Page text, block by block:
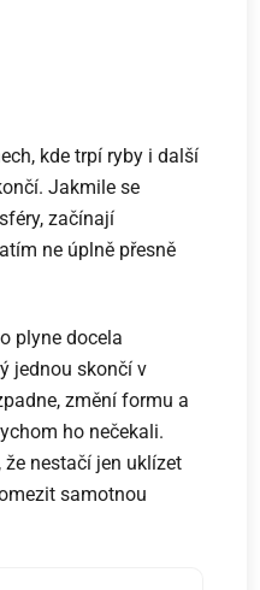
kde trpí ryby i další
Jakmile se
začínají
ne úplně přesně
plyne docela
jednou skončí v
změní formu a
ho nečekali.
nestačí jen uklízet
samotnou